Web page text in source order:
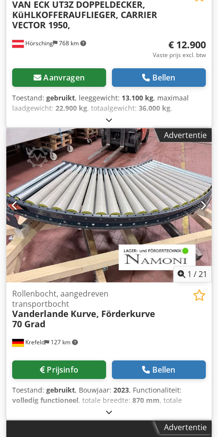
Hörsching 768 km
VAN ECK UT3Z DOPPELDECKER,
KüHLKOFFERAUFLIEGER, CARRIER
VECTOR 1950,
€ 12.900
Vaste prijs excl. btw
Aanvragen Bellen
Toestand: gebruikt, leeggewicht: 13.100 kg, maximaal
laadgewicht: 22.900 kg, totaalgewicht: 36.000 kg,
, eerste registratie:
ophanging:lucht, bandenmaten:385/65R22,5, Uitrusting:
, | VAN ECK UT3Z Dubbeldekker koeloplegger | Carrier
Vector 1950, dieseluren: 8791u | Totaalgewicht: 36.000 kg,
laadvermogen: 22.900 kg | Laadruimtematen: 1e dek:
lengte: 13,20 m, breedte: 2,48 m, hoogte: 1,82 m; 2e dek:
lengte: 9,65 m, breedte: 2,48 m, hoogte: 1,78 m | Doorloop
tussen asaggregaat: 1,50 m | Portaaldeuren | BPW-assen
met onafhankelijke wielophanging Tridec | 2-zone koeling,
2x verdampers | Bandenmaat: 385/55R22,5 | Wabco
SmartBoard | Fouten, invoerfouten en tussentijdse
verkoop voorbehouden. Csdpfxsmu Nznj Agysha
Advertentie
1 /21
Krefeld 127 km
Rollenbocht, aangedreven
transportbocht
Vanderlande Kurve, Förderkurve
70 Grad
Prijsinfo Bellen
Toestand: gebruikt, Bouwjaar: 2023, Functionaliteit:
volledig functioneel, totale breedte: 870 mm, totale
, framehoogte:
30 mm, Boog/transportboog/rollen 70 grad Vanderlande
met aandrijving Bouwjaar: 2023 Fabrikant: Vanderlande
Advertentie